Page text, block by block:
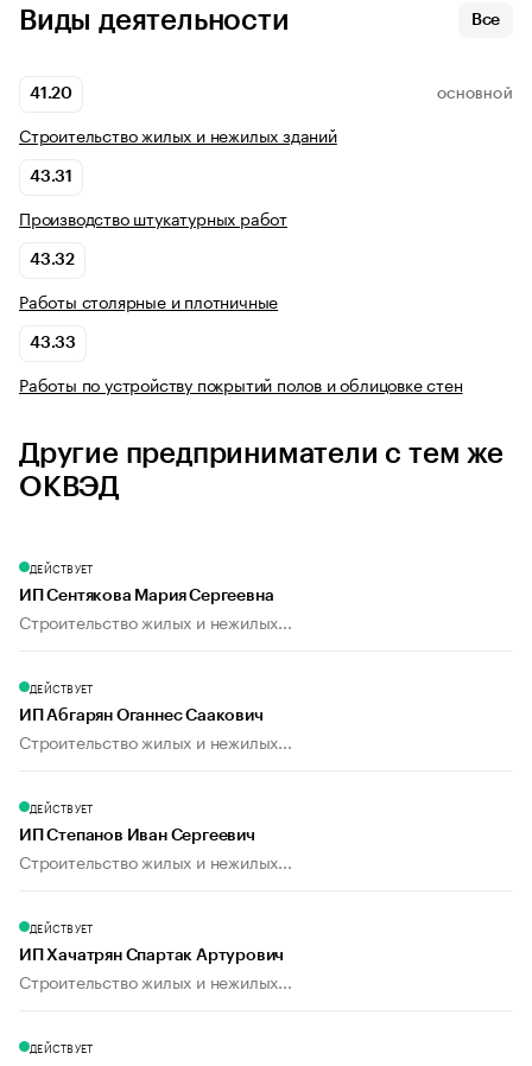
Виды деятельности Все
41.20 ОСНОВНОЙ
Строительство жилых и нежилых зданий
43.31
Производство штукатурных работ
43.32
Работы столярные и плотничные
43.33
Работы по устройству покрытий полов и облицовке стен
Другие предприниматели с тем же
ОКВЭД
ДЕЙСТВУЕТ
ИП Сентякова Мария Сергеевна
Строительство жилых и нежилых...
ДЕЙСТВУЕТ
ИП Абгарян Оганнес Саакович
Строительство жилых и нежилых...
ДЕЙСТВУЕТ
ИП Степанов Иван Сергеевич
Строительство жилых и нежилых...
ДЕЙСТВУЕТ
ИП Хачатрян Спартак Артурович
Строительство жилых и нежилых...
ДЕЙСТВУЕТ